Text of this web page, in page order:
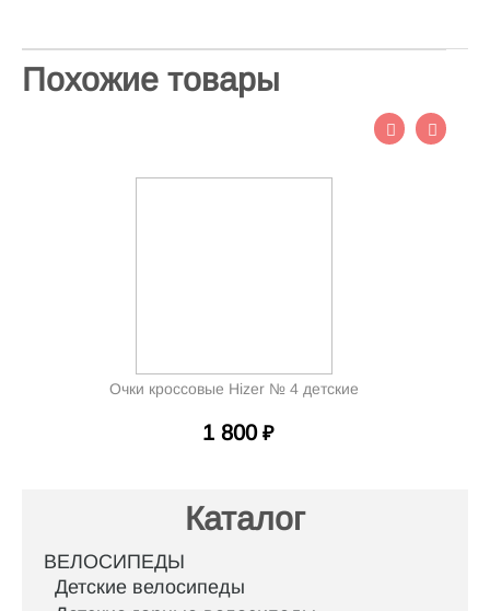
Похожие товары
Очки кроссовые Hizer № 4 детские
1 800 ₽
Каталог
ВЕЛОСИПЕДЫ
Детские велосипеды